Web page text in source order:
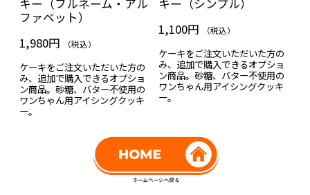
キー（フルネーム・アル
ファベット）
1,980円
（税込）
ケーキをご注文いただいた方の
み、追加で購入できるオプショ
ン商品。砂糖、バター不使用の
ワンちゃん用アイシングクッキ
ー。
キー（シンプル）
1,100円
（税込）
ケーキをご注文いただいた方の
み、追加で購入できるオプショ
ン商品。砂糖、バター不使用の
ワンちゃん用アイシングクッキ
ー。